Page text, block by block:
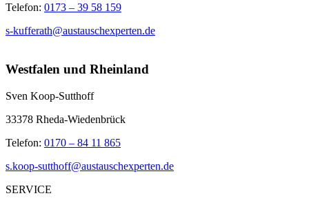
Telefon: 0173 – 39 58 159
s-kufferath@austauschexperten.de
Westfalen und Rheinland
Sven Koop-Sutthoff
33378 Rheda-Wiedenbrück
Telefon: 0170 – 84 11 865
s.koop-sutthoff@austauschexperten.de
SERVICE